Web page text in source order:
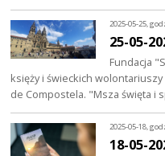
2025-05-25,
25-05-
Fundacja
księży i świeckich
de Compostela. "Msza święta i
2025-05-18,
18-05-